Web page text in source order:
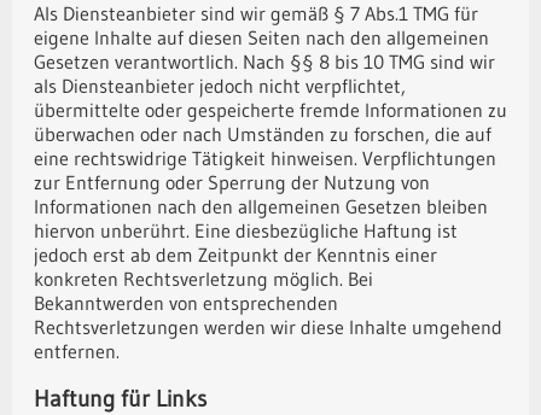
Als Diensteanbieter sind wir gemäß § 7 Abs.1 TMG für
eigene Inhalte auf diesen Seiten nach den allgemeinen
Gesetzen verantwortlich. Nach §§ 8 bis 10 TMG sind wir
als Diensteanbieter jedoch nicht verpflichtet,
übermittelte oder gespeicherte fremde Informationen zu
überwachen oder nach Umständen zu forschen, die auf
eine rechtswidrige Tätigkeit hinweisen. Verpflichtungen
zur Entfernung oder Sperrung der Nutzung von
Informationen nach den allgemeinen Gesetzen bleiben
hiervon unberührt. Eine diesbezügliche Haftung ist
jedoch erst ab dem Zeitpunkt der Kenntnis einer
konkreten Rechtsverletzung möglich. Bei
Bekanntwerden von entsprechenden
Rechtsverletzungen werden wir diese Inhalte umgehend
entfernen.
Haftung für Links